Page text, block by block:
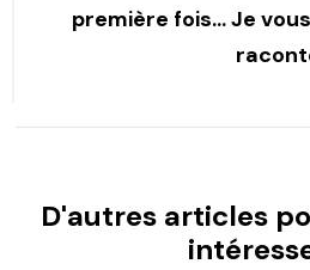
première fois… Je
D'autres articles